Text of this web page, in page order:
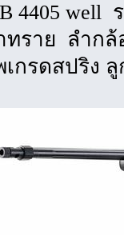
4405 well
ทราย ลำกล้
เกรดสปริง